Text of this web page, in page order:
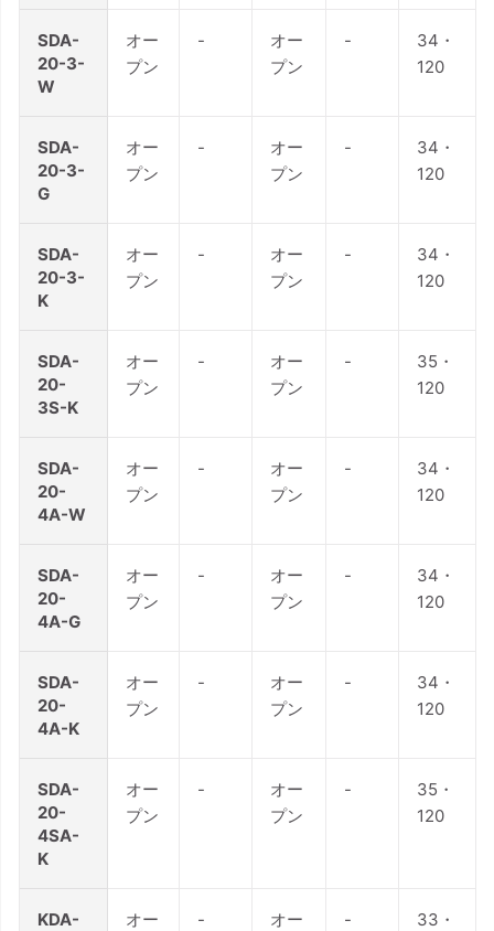
SDA-
20-3-
W
オー
プン
-
オー
プン
-
34・
120
SDA-
20-3-
G
オー
プン
-
オー
プン
-
34・
120
SDA-
20-3-
K
オー
プン
-
オー
プン
-
34・
120
SDA-
20-
3S-K
オー
プン
-
オー
プン
-
35・
120
SDA-
20-
4A-W
オー
プン
-
オー
プン
-
34・
120
SDA-
20-
4A-G
オー
プン
-
オー
プン
-
34・
120
SDA-
20-
4A-K
オー
プン
-
オー
プン
-
34・
120
SDA-
20-
4SA-
K
オー
プン
-
オー
プン
-
35・
120
KDA- オー - オー - 33・